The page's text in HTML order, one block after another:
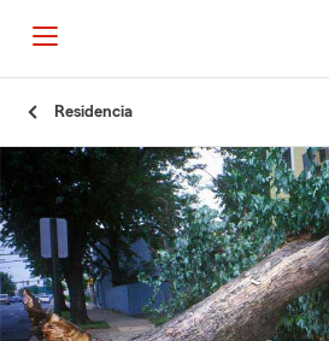
Residencia